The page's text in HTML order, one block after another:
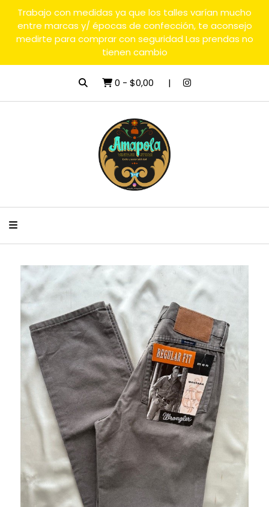
Trabajo con medidas ya que los talles varían mucho
entre marcas y/ épocas de confección, te aconsejo
medirte para comprar con seguridad Las prendas no
tienen cambio
0 - $0,00